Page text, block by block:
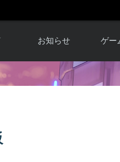
お知らせ
お知らせ一覧
ゲー
ソウ